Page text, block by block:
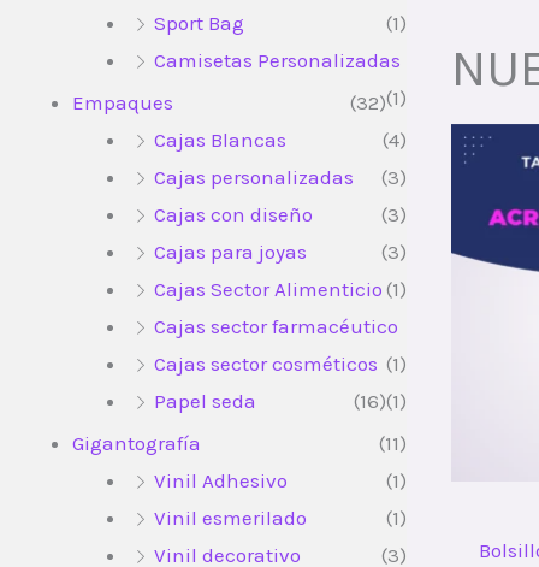
Sport Bag
(1)
Camisetas Personalizadas
(1)
Empaques
(32)
Cajas Blancas
(4)
Cajas personalizadas
(3)
Cajas con diseño
(3)
Cajas para joyas
(3)
Cajas Sector Alimenticio (1)
Cajas sector farmacéutico
(1)
Cajas sector cosméticos
(1)
Papel seda
(16)
Gigantografía
(11)
Vinil Adhesivo
(1)
Vinil esmerilado
(1)
Vinil decorativo
(3)